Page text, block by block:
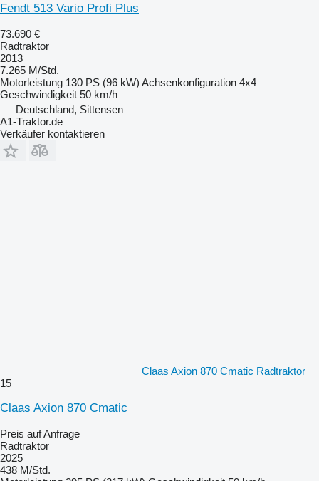
Fendt 513 Vario Profi Plus
73.690 €
Radtraktor
2013
7.265 M/Std.
Motorleistung 130 PS (96 kW) Achsenkonfiguration 4x4
Geschwindigkeit 50 km/h
Deutschland, Sittensen
A1-Traktor.de
Verkäufer kontaktieren
Claas Axion 870 Cmatic Radtraktor
15
Claas Axion 870 Cmatic
Preis auf Anfrage
Radtraktor
2025
438 M/Std.